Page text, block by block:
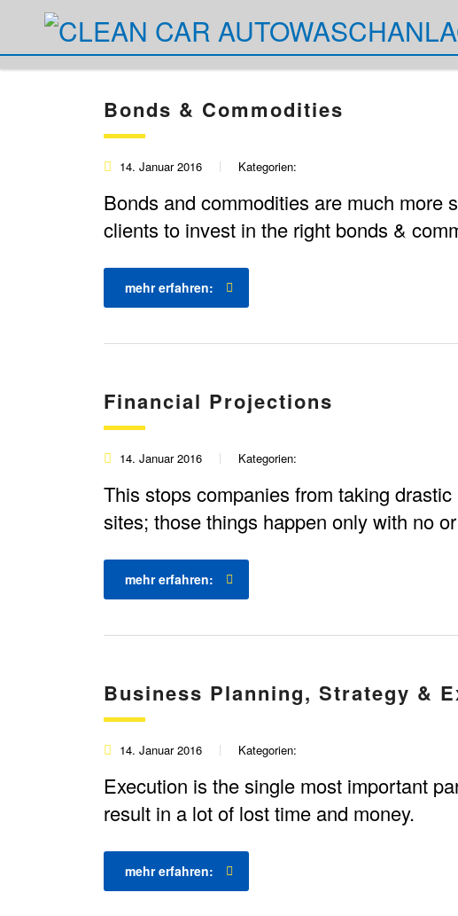
Bonds & Commodities
14. Januar 2016 Kategorien:
Bonds and commodities are much more
clients to invest in the right bonds &
mehr erfahren:
Financial Projections
14. Januar 2016 Kategorien:
This stops companies from taking
sites; those things happen only with no
mehr erfahren:
Business Planning, Strategy &
14. Januar 2016 Kategorien:
Execution is the single most important
result in a lot of lost time and money.
mehr erfahren: